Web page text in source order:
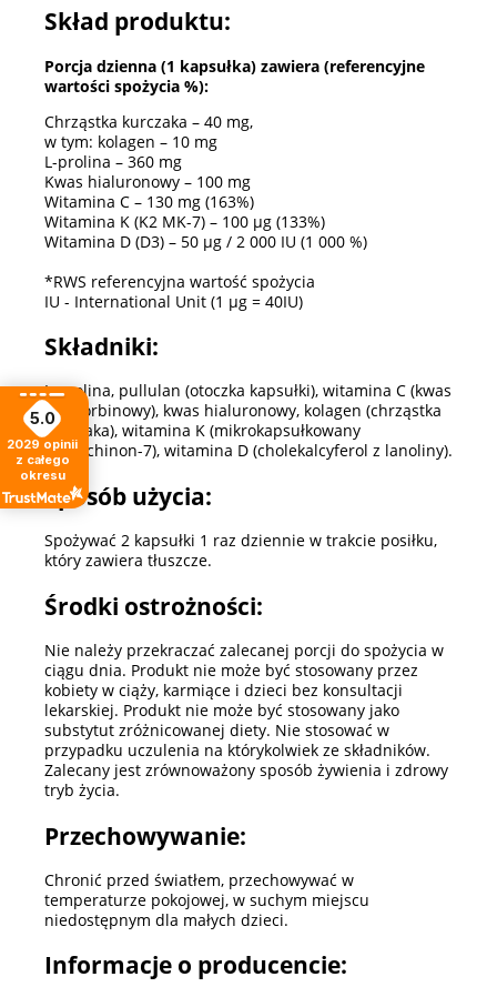
Skład produktu:
Porcja dzienna (1 kapsułka) zawiera (referencyjne
wartości spożycia %):
Chrząstka kurczaka – 40 mg,
w tym: kolagen – 10 mg
L-prolina – 360 mg
Kwas hialuronowy – 100 mg
Witamina C – 130 mg (163%)
Witamina K (K2 MK-7) – 100 µg (133%)
Witamina D (D3) – 50 µg / 2 000 IU (1 000 %)
*RWS referencyjna wartość spożycia
IU - International Unit (1 µg = 40IU)
Składniki:
L-prolina, pullulan (otoczka kapsułki), witamina C (kwas
L-askorbinowy), kwas hialuronowy, kolagen (chrząstka
kurczaka), witamina K (mikrokapsułkowany
menachinon-7), witamina D (cholekalcyferol z lanoliny).
Sposób użycia:
Spożywać 2 kapsułki 1 raz dziennie w trakcie posiłku,
który zawiera tłuszcze.
Środki ostrożności:
Nie należy przekraczać zalecanej porcji do spożycia w
ciągu dnia. Produkt nie może być stosowany przez
kobiety w ciąży, karmiące i dzieci bez konsultacji
lekarskiej. Produkt nie może być stosowany jako
substytut zróżnicowanej diety. Nie stosować w
przypadku uczulenia na którykolwiek ze składników.
Zalecany jest zrównoważony sposób żywienia i zdrowy
tryb życia.
Przechowywanie:
Chronić przed światłem, przechowywać w
temperaturze pokojowej, w suchym miejscu
niedostępnym dla małych dzieci.
Informacje o producencie:
5.0
2029 opinii
z całego
okresu